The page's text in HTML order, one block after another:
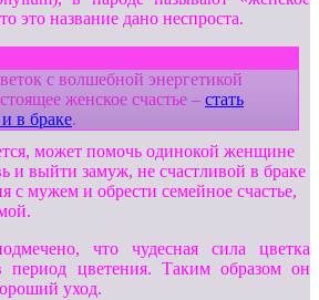
это название дано неспроста.
с волшебной энергетикой
женское счастье – стать
в браке.
может помочь одинокой женщине
и выйти замуж, не счастливой в браке
с мужем и обрести семейное счастье,
что чудесная сила цветка
период цветения. Таким образом он
уход.